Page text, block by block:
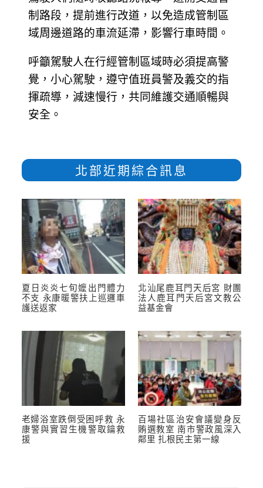
制路段，提前進行改道，以免造成管制區
域周邊道路的車流延滯，影響行車時間。
呼籲駕駛人在行經管制區域時必須提高警
覺，小心駕駛，遵守值班員警及義交的指
揮疏導，減速慢行，共同維護交通順暢與
安全。
北部近期綜合訊息
夏日炎炎七旬嬤出門體力
不支 永康暖警扶上巡邏車
護送返家
北汕尾鹿耳門天后宮 財團
法人鹿耳門天后宮文教公
益基金會
老婦浴室跌倒受困呼救 永
康警與實習生機警取鑰救
援
百場社區治安會議變身反
賄選教室 南市警政風深入
鄰里 扎根民主第一線